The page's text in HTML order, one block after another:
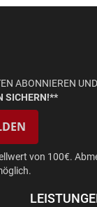
ABONNIEREN UND
SICHERN!**
von 100€.